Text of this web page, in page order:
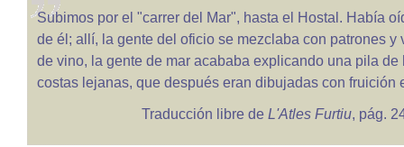
Subimos por el "carrer del Mar", hasta el Hostal. Había
de él; allí, la gente del oficio se mezclaba con patrones y
de vino, la gente de mar acababa explicando una pila de
costas lejanas, que después eran dibujadas con fruición
Traducción libre de L'Atles Furtiu, pág.